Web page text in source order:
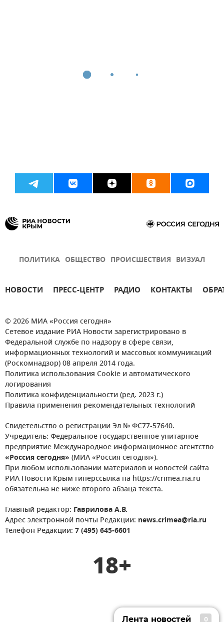
ПОЛИТИКА ОБЩЕСТВО ПРОИСШЕСТВИЯ ВИЗУАЛ
НОВОСТИ ПРЕСС-ЦЕНТР РАДИО КОНТАКТЫ
© 2026 МИА «Россия сегодня»
Сетевое издание РИА Новости зарегистрировано в
Федеральной службе по надзору в сфере связи,
информационных технологий и массовых коммуникаций
(Роскомнадзор) 08 апреля 2014 года.
Политика использования Cookie и автоматического
логирования
Политика конфиденциальности (ред. 2023 г.)
Правила применения рекомендательных технологий
Свидетельство о регистрации Эл № ФС77-57640.
Учредитель: Федеральное государственное унитарное
предприятие Международное информационное агентство
«Россия сегодня» (МИА «Россия сегодня»).
При любом использовании материалов и новостей сайта
РИА Новости Крым гиперссылка на https://crimea.ria.ru
обязательна не ниже второго абзаца текста.
Главный редактор: Гаврилова А.В.
Адрес электронной почты Редакции: news.crimea@ria.ru
Телефон Редакции: 7 (495) 645-6601
18+
Лента новостей 0